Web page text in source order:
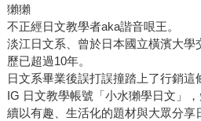
獺獺
不正經日文教學者aka諧音哏王。
淡江日文系、曾於日本國立橫濱大學
歷已超過10年。
日文系畢業後誤打誤撞踏上了行銷這
IG 日文教學帳號「小水獺學日文」
續以有趣、生活化的題材與大眾分享